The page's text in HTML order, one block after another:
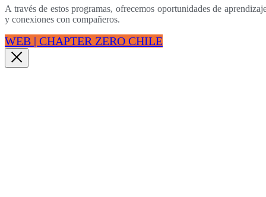
A través de estos programas, ofrecemos oportunidades de
y conexiones con compañeros.
WEB | CHAPTER ZERO CHILE